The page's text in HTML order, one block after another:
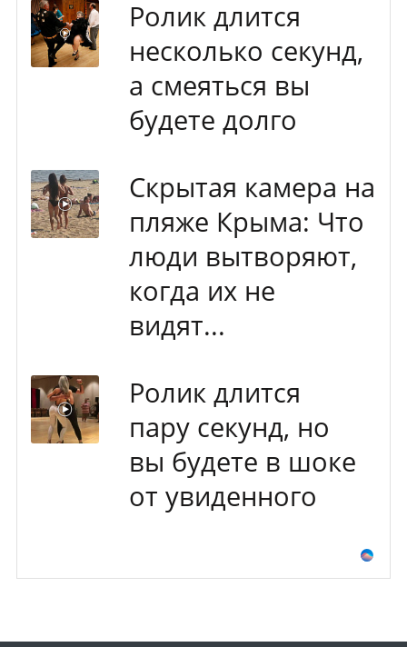
Ролик длится
несколько секунд,
а смеяться вы
будете долго
Скрытая камера на
пляже Крыма: Что
люди вытворяют,
когда их не
видят...
Ролик длится
пару секунд, но
вы будете в шоке
от увиденного